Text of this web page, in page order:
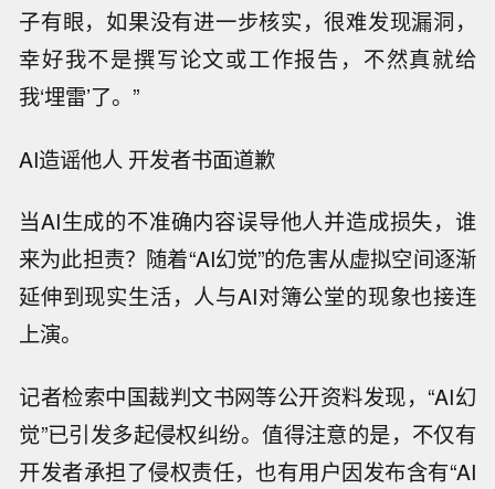
子有眼，如果没有进一步核实，很难发现漏洞，
幸好我不是撰写论文或工作报告，不然真就给
我‘埋雷’了。”
AI造谣他人 开发者书面道歉
当AI生成的不准确内容误导他人并造成损失，谁
来为此担责？随着“AI幻觉”的危害从虚拟空间逐渐
延伸到现实生活，人与AI对簿公堂的现象也接连
上演。
记者检索中国裁判文书网等公开资料发现，“AI幻
觉”已引发多起侵权纠纷。值得注意的是，不仅有
开发者承担了侵权责任，也有用户因发布含有“AI